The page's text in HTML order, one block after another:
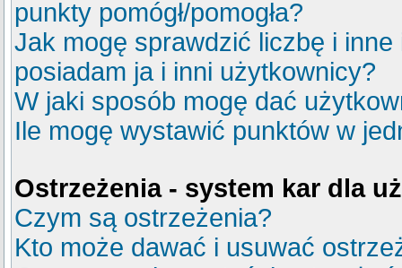
punkty pomógł/pomogła?
Jak mogę sprawdzić liczbę i
posiadam ja i inni użytkownicy?
W jaki sposób mogę dać
Ile mogę wystawić punktów w
Ostrzeżenia - system kar dla
Czym są ostrzeżenia?
Kto może dawać i usuwać